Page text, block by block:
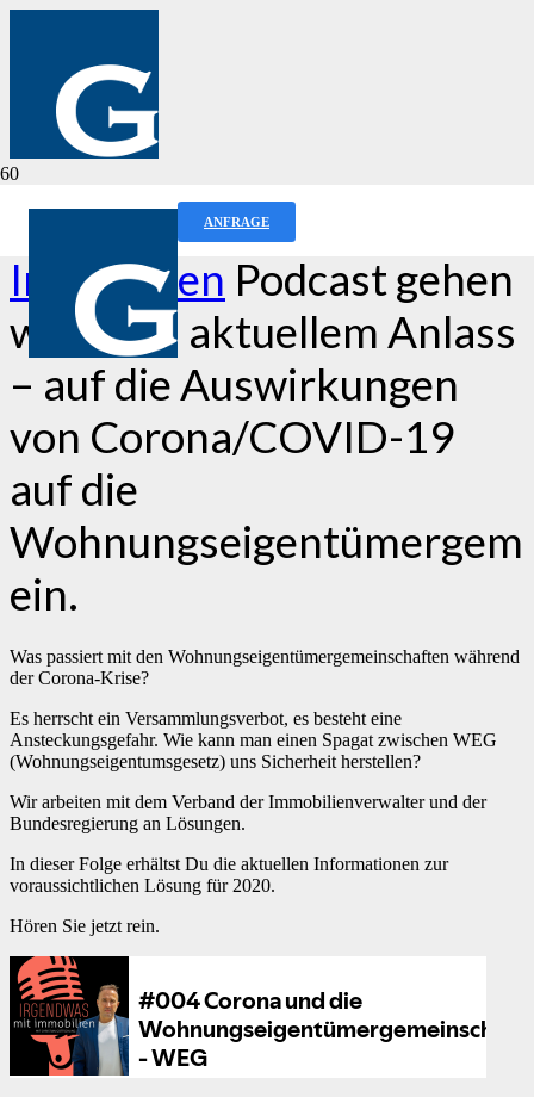
ANFRAGE
BeimIrgendwas mit
Immobilien Podcast gehen
wir – aus aktuellem Anlass
– auf die Auswirkungen
von Corona/COVID-19
auf die
ein.
Was passiert mit den Wohnungseigentümergemeinschaften während
der Corona-Krise?
Es herrscht ein Versammlungsverbot, es besteht eine
Ansteckungsgefahr. Wie kann man einen Spagat zwischen WEG
(Wohnungseigentumsgesetz) uns Sicherheit herstellen?
Wir arbeiten mit dem Verband der Immobilienverwalter und der
Bundesregierung an Lösungen.
In dieser Folge erhältst Du die aktuellen Informationen zur
voraussichtlichen Lösung für 2020.
Hören Sie jetzt rein.